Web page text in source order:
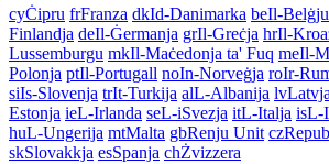
cyĊipru frFranza dkId-Danimarka beIl-Belġju
Finlandja deIl-Ġermanja grIl-Greċja hrIl-
Lussemburgu mkIl-Maċedonja ta' Fuq meIl-
Polonja ptIl-Portugall noIn-Norveġja roIr-
siIs-Slovenja trIt-Turkija alL-Albanija lvLatvja
Estonja ieL-Irlanda seL-iSvezja itL-Italja isL-
huL-Ungerija mtMalta gbRenju Unit cz
skSlovakkja esSpanja chŻvizzera